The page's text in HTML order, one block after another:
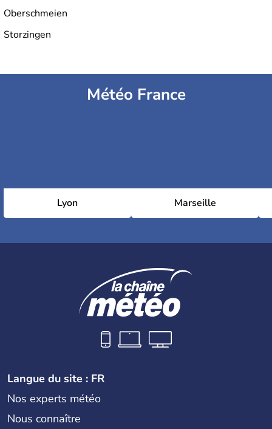
Oberschmeien
Storzingen
Météo France
Lyon Marseille
Langue du site : FR
Nos experts météo
Nous connaître